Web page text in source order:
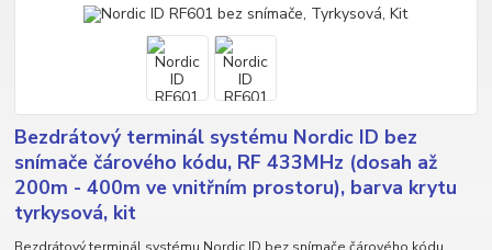
Bezdrátový terminál systému Nordic ID bez
snímače čárového kódu, RF 433MHz (dosah až
200m - 400m ve vnitřním prostoru), barva krytu
tyrkysová, kit